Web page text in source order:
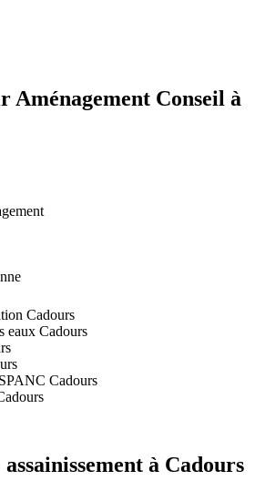
Aménagement Conseil à
Cadours
eaux Cadours
Cadours
assainissementà Cadours